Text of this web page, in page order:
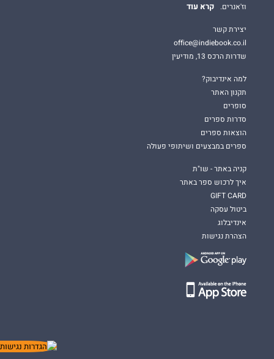
וז'אנרים.
קרא עוד
יצירת קשר
office@indiebook.co.il
שדרות הרכס 13, מודיעין
למה אינדיבוק?
תקנון האתר
סופרים
סדרות ספרים
הוצאות ספרים
ספרים במבצעים ושיתופי פעולה
קניה באתר - שו"ת
איך לרכוש ספר באתר
GIFT CARD
ביטול עסקה
אינדיבלוג
הצהרת נגישות